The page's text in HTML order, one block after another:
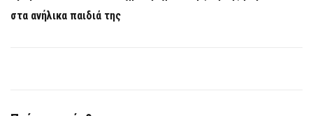
στα ανήλικα παιδιά της